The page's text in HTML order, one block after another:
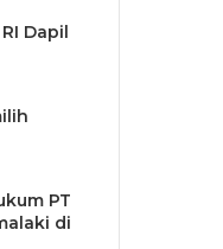
Dapil
PT
di